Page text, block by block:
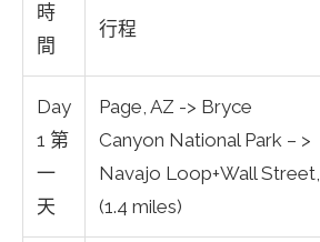
時
間
行程
Day
1 第
一
天
Page, AZ -> Bryce
Canyon National Park – >
Navajo Loop+Wall Street,
(1.4 miles)